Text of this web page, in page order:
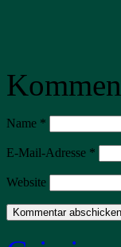
Name *
E-Mail-Adresse *
Website